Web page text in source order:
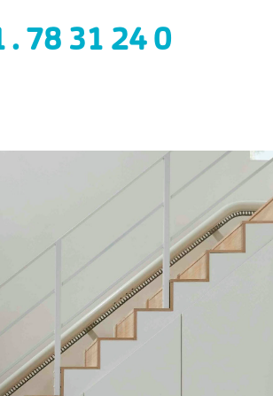
. 78 31 24 0